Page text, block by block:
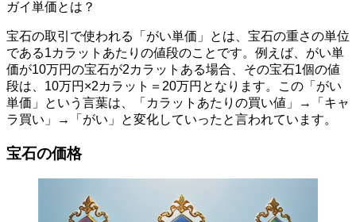
ガイ単価とは？
宝石の取引で使われる「がい単価」とは、宝石の重さの単位
である1カラットあたりの値段のことです。例えば、がい単
価が10万円の宝石が2カラットある場合、その宝石1個の値
段は、10万円×2カラット＝20万円となります。この「がい
単価」という言葉は、「カラットあたりの買い値」→「キャ
ラ買い」→「がい」と変化していったと言われています。
宝石の価格